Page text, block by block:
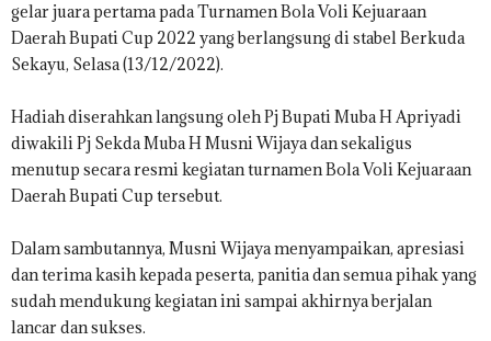
gelar juara pertama pada Turnamen Bola Voli Kejuaraan
Daerah Bupati Cup 2022 yang berlangsung di stabel Berkuda
Sekayu, Selasa (13/12/2022).
Hadiah diserahkan langsung oleh Pj Bupati Muba H Apriyadi
diwakili Pj Sekda Muba H Musni Wijaya dan sekaligus
menutup secara resmi kegiatan turnamen Bola Voli Kejuaraan
Daerah Bupati Cup tersebut.
Dalam sambutannya, Musni Wijaya menyampaikan, apresiasi
dan terima kasih kepada peserta, panitia dan semua pihak yang
sudah mendukung kegiatan ini sampai akhirnya berjalan
lancar dan sukses.